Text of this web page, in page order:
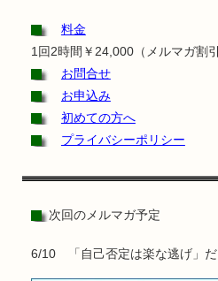
料金
1回2時間￥24,000（メルマガ割
お問合せ
お申込み
初めての方へ
プライバシーポリシー
次回のメルマガ予定
6/10 「自己否定は楽な逃げ」だ